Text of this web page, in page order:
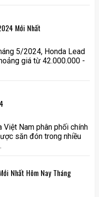
Mới Nhất
5/2024, Honda Lead
giá từ 42.000.000 -
Nam phân phối chính
săn đón trong nhiều
Nhất Hôm Nay Tháng